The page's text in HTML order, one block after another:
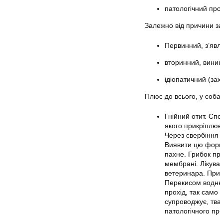
патологічний
Залежно від причини
Первинний,
вторинний,
ідіопатичний
Плюс до всього, у
Гнійний отит.
якого
Через
Виявити цю
пахне. Грибок
мембрані.
ветеринара.
Перекисом
прохід, так само
супроводжує,
патологічного